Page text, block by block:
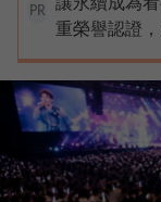
PR
重榮譽認證